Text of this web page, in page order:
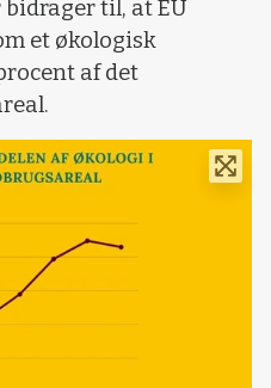
til, at EU
et økologisk
af det